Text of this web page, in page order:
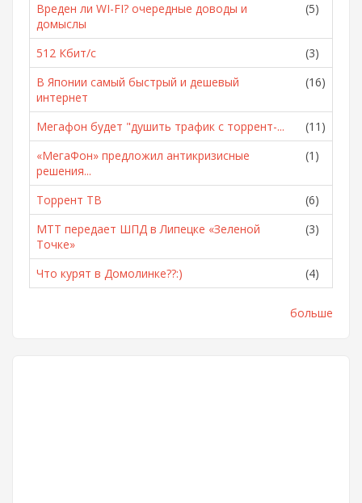
Вреден ли WI-FI? очередные доводы и
домыслы
(5)
512 Кбит/с
(3)
В Японии самый быстрый и дешевый
интернет
(16)
Мегафон будет "душить трафик с торрент-...
(11)
«МегаФон» предложил антикризисные
решения...
(1)
Торрент ТВ
(6)
МТТ передает ШПД в Липецке «Зеленой
Точке»
(3)
Что курят в Домолинке??:) (4)
больше